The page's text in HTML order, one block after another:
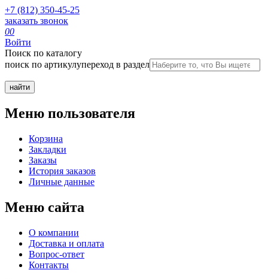
+7 (812) 350-45-25
заказать звонок
00
Войти
Поиск по каталогу
поиск по артикулупереход в раздел
Меню пользователя
Корзина
Закладки
Заказы
История заказов
Личные данные
Меню сайта
О компании
Доставка и оплата
Вопрос-ответ
Контакты